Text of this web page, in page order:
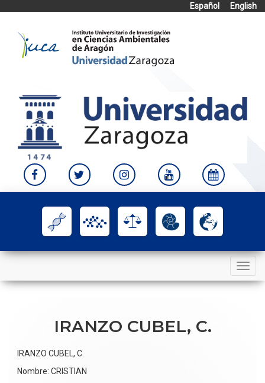
Español
English
content
Toggle
navigation
IRANZO CUBEL, C.
IRANZO CUBEL, C.
Nombre: CRISTIAN